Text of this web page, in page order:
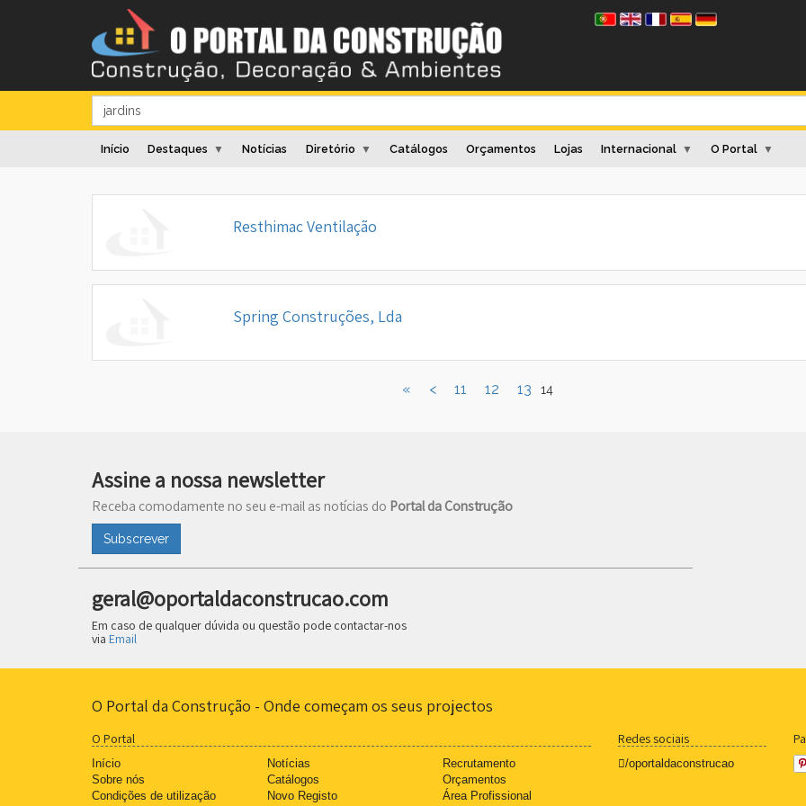
Início Destaques ▼ Notícias Diretório ▼ Catálogos Orçamentos Lojas Internacional ▼ O Portal ▼
Resthimac Ventilação
Spring Construções, Lda
« < 11 12 13 14
Assine a nossa newsletter
Receba comodamente no seu e-mail as notícias do Portal da Construção
Subscrever
geral@oportaldaconstrucao.com
Em caso de qualquer dúvida ou questão pode contactar-nos
via Email
O Portal da Construção - Onde começam os seus projectos
O Portal
Início
Sobre nós
Condições de utilização
Notícias
Catálogos
Novo Registo
Recrutamento
Orçamentos
Área Profissional
Redes sociais
/oportaldaconstrucao